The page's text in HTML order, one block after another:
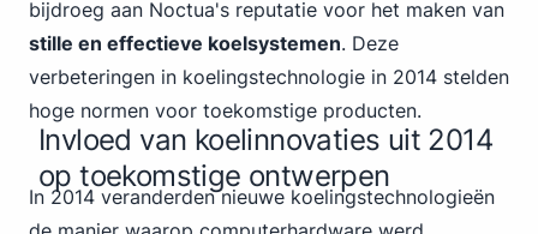
bijdroeg aan Noctua's reputatie voor het maken van
stille en effectieve koelsystemen. Deze
verbeteringen in koelingstechnologie in 2014 stelden
hoge normen voor toekomstige producten.
Invloed van koelinnovaties uit 2014
op toekomstige ontwerpen
In 2014 veranderden nieuwe koelingstechnologieën